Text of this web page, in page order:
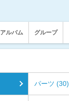
アルバム グループ
パーツ (30)